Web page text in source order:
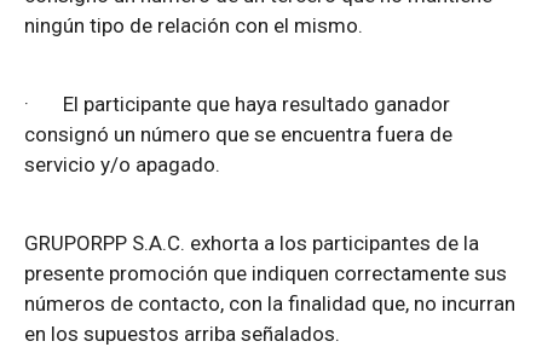
ningún tipo de relación con el mismo.
· El participante que haya resultado ganador
consignó un número que se encuentra fuera de
servicio y/o apagado.
GRUPORPP S.A.C. exhorta a los participantes de la
presente promoción que indiquen correctamente sus
números de contacto, con la finalidad que, no incurran
en los supuestos arriba señalados.